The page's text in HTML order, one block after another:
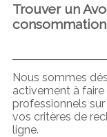
Trouver un
consommation
Nous sommes
activement à
professionnels
vos critères de
ligne.